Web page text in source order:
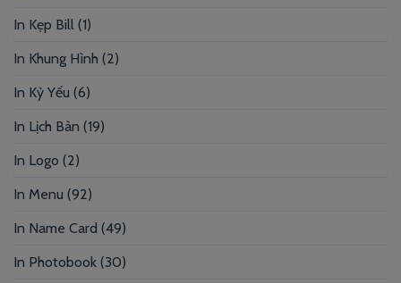
In Kẹp Bill (1)
In Khung Hình (2)
In Kỷ Yếu (6)
In Lịch Bàn (19)
In Logo (2)
In Menu (92)
In Name Card (49)
In Photobook (30)